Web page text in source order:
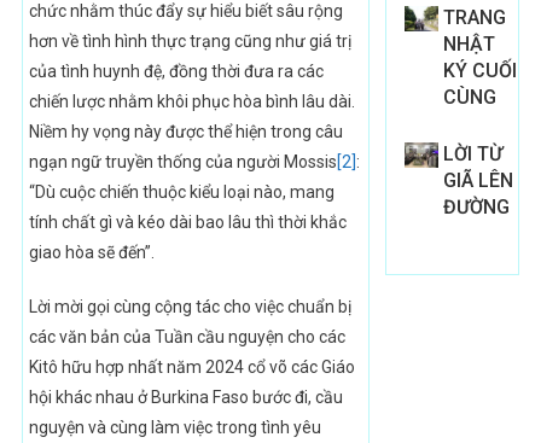
chức nhằm thúc đẩy sự hiểu biết sâu rộng
hơn về tình hình thực trạng cũng như giá trị
của tình huynh đệ, đồng thời đưa ra các
chiến lược nhằm khôi phục hòa bình lâu dài.
Niềm hy vọng này được thể hiện trong câu
ngạn ngữ truyền thống của người Mossis[2]:
“Dù cuộc chiến thuộc kiểu loại nào, mang
tính chất gì và kéo dài bao lâu thì thời khắc
giao hòa sẽ đến”.
Lời mời gọi cùng cộng tác cho việc chuẩn bị
các văn bản của Tuần cầu nguyện cho các
Kitô hữu hợp nhất năm 2024 cổ võ các Giáo
hội khác nhau ở Burkina Faso bước đi, cầu
nguyện và cùng làm việc trong tình yêu
TRANG
NHẬT
KÝ CUỐI
CÙNG
LỜI TỪ
GIÃ LÊN
ĐƯỜNG